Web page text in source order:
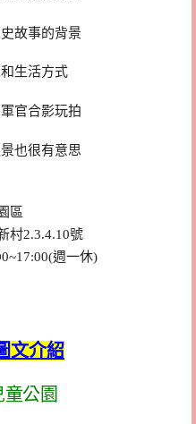
故事的背景
生活方式
官合影玩拍
也很有意思
區
村2.3.4.10號
週一休)
文介紹
公園